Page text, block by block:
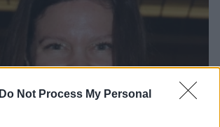
Do Not Process My Personal